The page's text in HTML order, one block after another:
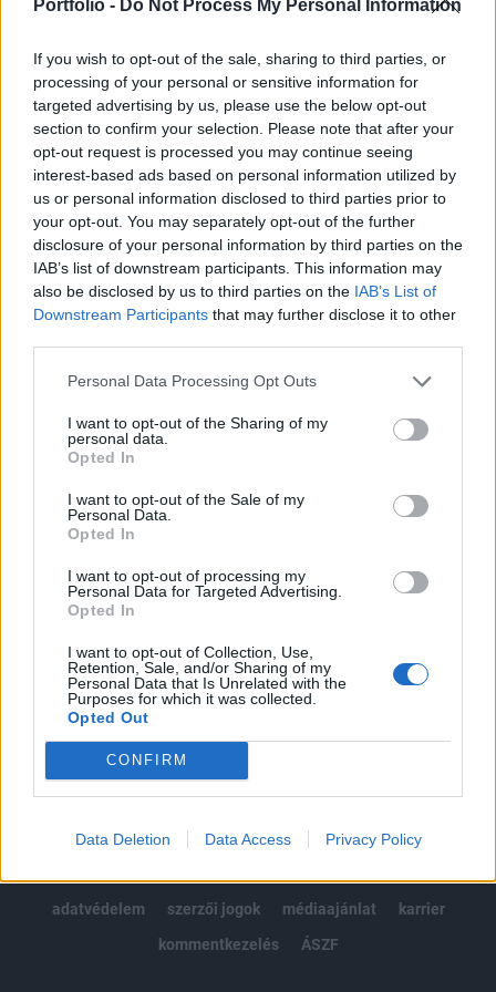
Portfolio - Do Not Process My Personal Information
If you wish to opt-out of the sale, sharing to third parties, or
processing of your personal or sensitive information for
targeted advertising by us, please use the below opt-out
section to confirm your selection. Please note that after your
opt-out request is processed you may continue seeing
interest-based ads based on personal information utilized by
us or personal information disclosed to third parties prior to
your opt-out. You may separately opt-out of the further
disclosure of your personal information by third parties on the
IAB’s list of downstream participants. This information may
also be disclosed by us to third parties on the IAB’s List of
Downstream Participants that may further disclose it to other
Personal Data Processing Opt Outs
I want to opt-out of the Sharing of my
personal data.
Opted In
I want to opt-out of the Sale of my
Personal Data.
Opted In
I want to opt-out of processing my
Personal Data for Targeted Advertising.
Opted In
I want to opt-out of Collection, Use,
Retention, Sale, and/or Sharing of my
Personal Data that Is Unrelated with the
Purposes for which it was collected.
Opted Out
CONFIRM
Data Deletion Data Access Privacy Policy
Virágzik az adóelkerülés a technológia szektorban - derül ki
egy szenátusi bizottság vizsgálatából, ami szerint a
technológiai cégek a szellemi tulajdonért fizetett
licenszdíjakat és jogdíjakat olyan adóparadicsomokban
számoltak el, mint a Kajmán-szigetek annak érdekében,
hogy elkerüljék az adófizetést. "A high-tech szektor talán az
első számú használói az offshore cégeknek...
KEDVES OLVASÓNK!
A keresett cikk a portfolio.hu hírarchívumához
tartozik, melynek olvasása előfizetéses
Az előfizetés a következőket tartalmazza:
Kötéslisták: BÉT elmúlt 2 év napon belüli
kötéslistái
Előfizetés
MÁR ELŐFIZETŐNK VAGY?BEJELENTKEZÉS
© 2026 Portfolio
adatvédelem
szerzői jogok médiaajánlat
karrier
kommentkezelés
ÁSZF